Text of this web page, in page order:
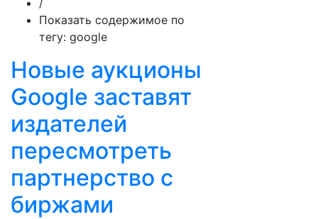
/
Показать содержимое по
тегу: google
Новые аукционы
Google заставят
издателей
пересмотреть
партнерство с
биржами